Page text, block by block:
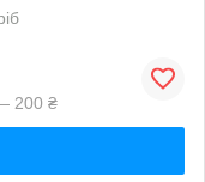
200 ₴